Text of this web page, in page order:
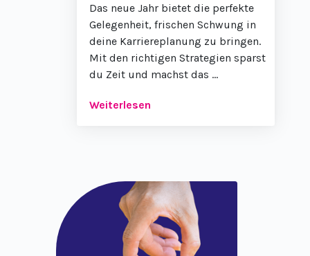
Das neue Jahr bietet die perfekte
Gelegenheit, frischen Schwung in
deine Karriereplanung zu bringen.
Mit den richtigen Strategien sparst
du Zeit und machst das ...
Weiterlesen